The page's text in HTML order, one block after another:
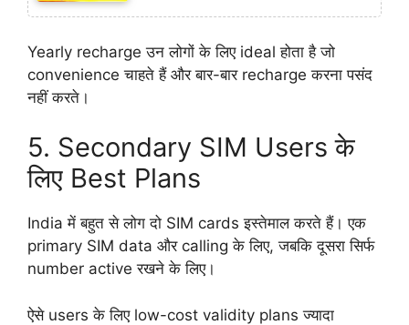
Yearly recharge उन लोगों के लिए ideal होता है जो
convenience चाहते हैं और बार-बार recharge करना पसंद
नहीं करते।
5. Secondary SIM Users के
लिए Best Plans
India में बहुत से लोग दो SIM cards इस्तेमाल करते हैं। एक
primary SIM data और calling के लिए, जबकि दूसरा सिर्फ
number active रखने के लिए।
ऐसे users के लिए low-cost validity plans ज्यादा